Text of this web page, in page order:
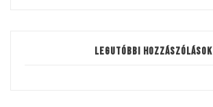
Legutóbbi hozzászólások